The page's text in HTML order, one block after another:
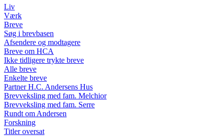
Liv
Værk
Breve
Søg i brevbasen
Afsendere og modtagere
Breve om HCA
Ikke tidligere trykte breve
Alle breve
Enkelte breve
Partner H.C. Andersens Hus
Brevveksling med fam. Melchior
Brevveksling med fam. Serre
Rundt om Andersen
Forskning
Titler oversat